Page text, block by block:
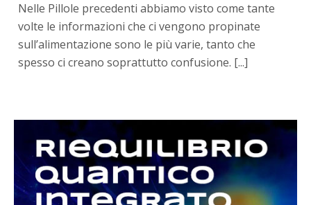
Nelle Pillole precedenti abbiamo visto come tante
volte le informazioni che ci vengono propinate
sull’alimentazione sono le più varie, tanto che
spesso ci creano soprattutto confusione. [...]